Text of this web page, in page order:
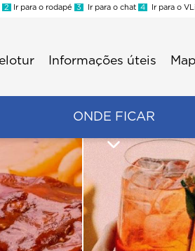
2 Ir para o rodapé 3 Ir para o chat 4 Ir para o
Informações úteis
ONDE FICAR